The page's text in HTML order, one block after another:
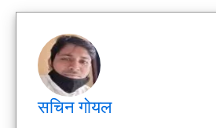
सचिन गोयल